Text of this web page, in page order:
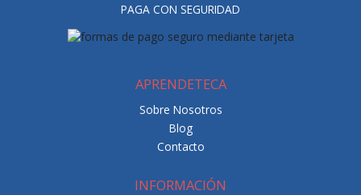
PAGA CON SEGURIDAD
APRENDETECA
Sobre Nosotros
Blog
Contacto
INFORMACIÓN